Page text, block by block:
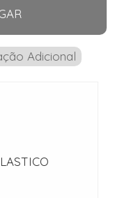
Adicional